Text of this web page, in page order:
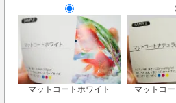
マットコートホワイト マットコ